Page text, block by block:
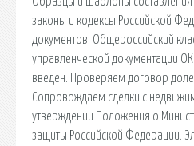
законы и кодексы Российской
документов. Общероссийский
управленческой документации
введен. Проверяем договор
Сопровождаем сделки с
утверждении Положения о
защиты Российской Федерации.